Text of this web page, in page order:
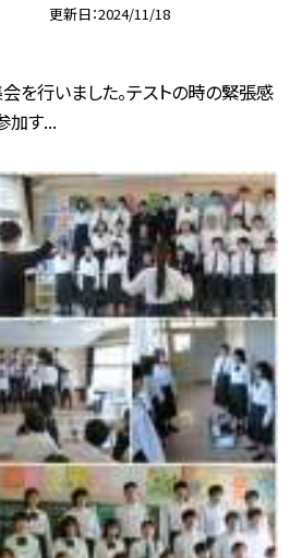
更新日 2024/11/18
を行いました。テストの時の緊張感
加す...